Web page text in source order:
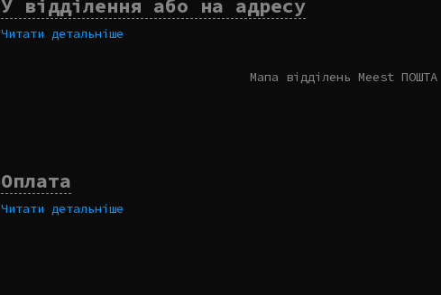
У відділення або на адресу
Читати детальніше
Мапа відділень Meest ПОШТА
Оплата
Читати детальніше